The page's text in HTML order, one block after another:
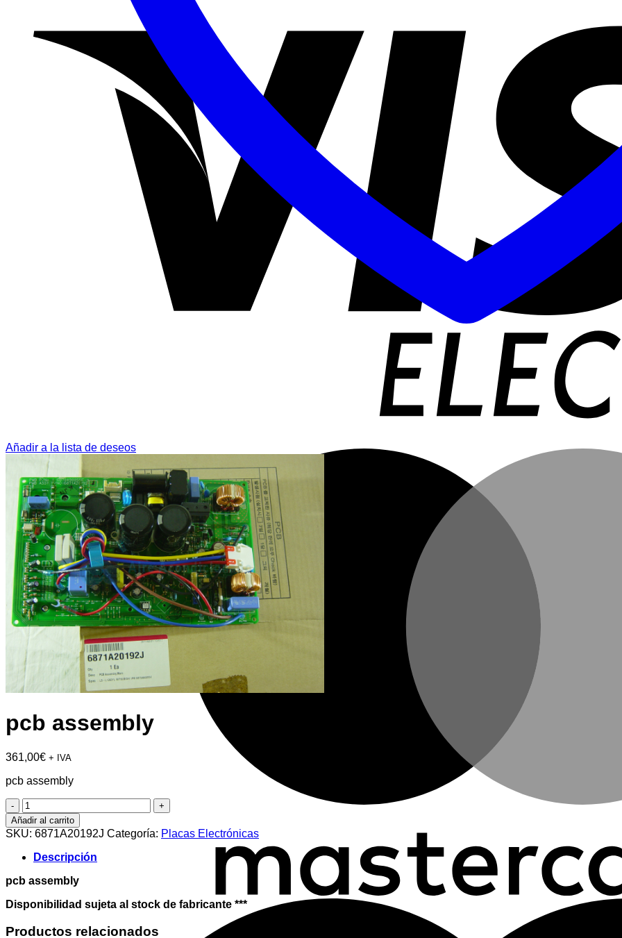
Añadir a la lista de deseos
pcb assembly
361,00€ + IVA
pcb assembly
pcb
assembly
cantidad
Añadir al carrito
SKU: 6871A20192J Categoría: Placas Electrónicas
Descripción
pcb assembly
Disponibilidad sujeta al stock de fabricante ***
Productos relacionados